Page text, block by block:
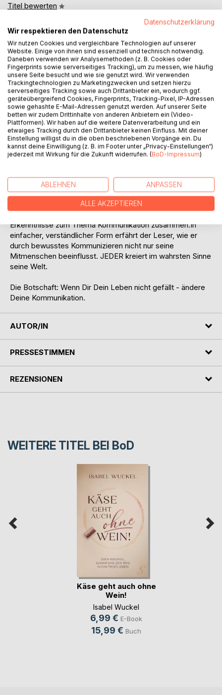
Titel bewerten
BESCHREIBUNG
Du kannst nicht NICHT kommunizieren.
Werde Dir Deiner Macht durch wirkungsvolle
Kommunikation bewusst. Es gibt einen Weg hin zur
Erfolgskommunikation - in diesem Buch findest Du ihn. Das
Buch ist für Dich, wenn Du im Leben neue Ziel erreichen
Ralf Lauber spricht aus der Praxis und einer über 30-
jährigen Erfahrung. Nach verschiedensten Ausbildungen
und der Tätigkeit als Coach fasst er in diesem Buch seine
Erkenntnisse zum Thema Kommunikation zusammen.In
einfacher, verständlicher Form erfährt der Leser, wie er
durch bewusstes Kommunizieren nicht nur seine
Mitmenschen beeinflusst. JEDER kreiert im wahrsten Sinne
seine Welt.
Die Botschaft: Wenn Dir Dein Leben nicht gefällt - ändere
Deine Kommunikation.
AUTOR/IN
PRESSESTIMMEN
REZENSIONEN
WEITERE TITEL BEI BoD
Käse geht auch ohne
Wein!
Isabel Wuckel
6,99 € E-Book
15,99 € Buch
Datenschutzerklärung
Wir respektieren den Datenschutz
Wir nutzen Cookies und vergleichbare Technologien auf unserer
Website. Einige von ihnen sind essenziell und technisch notwendig.
Daneben verwenden wir Analysemethoden (z. B. Cookies oder
Fingerprints sowie serverseitiges Tracking), um zu messen, wie häufig
unsere Seite besucht und wie sie genutzt wird. Wir verwenden
Trackingtechnologien zu Marketingzwecken und setzen hierzu
serverseitiges Tracking sowie auch Drittanbieter ein, wodurch ggf.
geräteübergreifend Cookies, Fingerprints, Tracking-Pixel, IP-Adressen
sowie gehashte E-Mail-Adressen genutzt werden. Auf unserer Seite
betten wir zudem Drittinhalte von anderen Anbietern ein (Video-
Plattformen). Wir haben auf die weitere Datenverarbeitung und ein
etwaiges Tracking durch den Drittanbieter keinen Einfluss. Mit deiner
Einstellung willigst du in die oben beschriebenen Vorgänge ein. Du
kannst deine Einwilligung (z. B. im Footer unter „Privacy-Einstellungen“)
jederzeit mit Wirkung für die Zukunft widerrufen. (BoD-Impressum)
ABLEHNEN ANPASSEN
ALLE AKZEPTIEREN